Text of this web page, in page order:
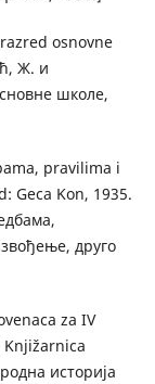
osnovne
Ж. и
школe,
pravilima i
Geca Kon, 1935.
друго
za IV
Knjižarnica
историја